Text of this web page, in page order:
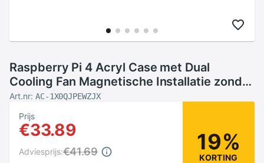
Raspberry Pi 4 Acryl Case met Dual
Cooling Fan Magnetische Installatie zonder
Schroef RPI 4 Model B Magnetische Shell
doos
Art.nr: AC-1X0QJPEWZJX
Prijs
€33.89
Adviesprijs:€41.69 19%
KORTING